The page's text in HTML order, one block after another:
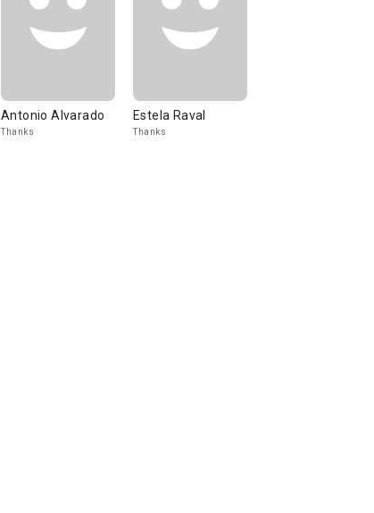
Antonio Alvarado
Thanks
Estela Raval
Thanks